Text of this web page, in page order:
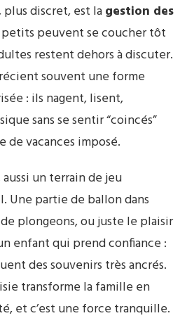
plus discret, est lagestion des
petits peuvent se coucher tôt
restent dehors à discuter.
souvent une forme
: ils nagent, lisent,
sans se sentir “coincés”
de vacances imposé.
un terrain de jeu
Une partie de ballon dans
plongeons, ou juste le plaisir
enfant qui prend confiance :
des souvenirs très ancrés.
transforme la famille en
et c’est une force tranquille.